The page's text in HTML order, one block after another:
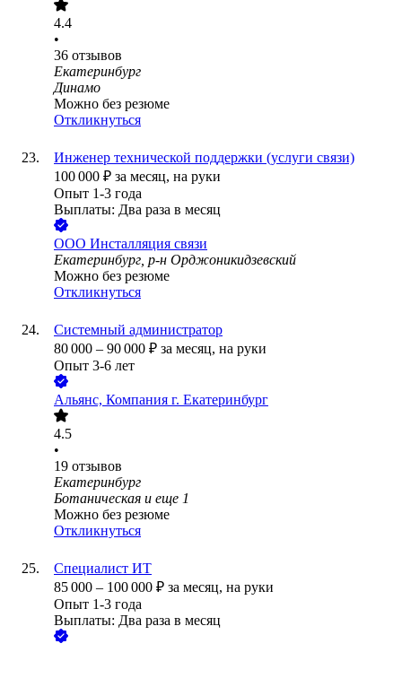
4.4
•
36 отзывов
Екатеринбург
Динамо
Можно без резюме
Откликнуться
Инженер технической поддержки (услуги связи)
100 000 ₽ за месяц, на руки
Опыт 1-3 года
Выплаты: Два раза в месяц
ООО Инсталляция связи
Екатеринбург, р-н Орджоникидзевский
Можно без резюме
Откликнуться
Системный администратор
80 000 – 90 000 ₽ за месяц, на руки
Опыт 3-6 лет
Альянс, Компания г. Екатеринбург
4.5
•
19 отзывов
Екатеринбург
Ботаническая и еще 1
Можно без резюме
Откликнуться
Специалист ИТ
85 000 – 100 000 ₽ за месяц, на руки
Опыт 1-3 года
Выплаты: Два раза в месяц